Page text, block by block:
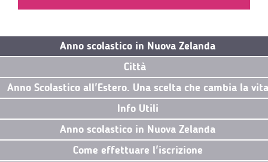
Anno scolastico in Nuova Zelanda
Città
Anno Scolastico all'Estero. Una scelta che cambia la vita
Info Utili
Anno scolastico in Nuova Zelanda
Come effettuare l'iscrizione